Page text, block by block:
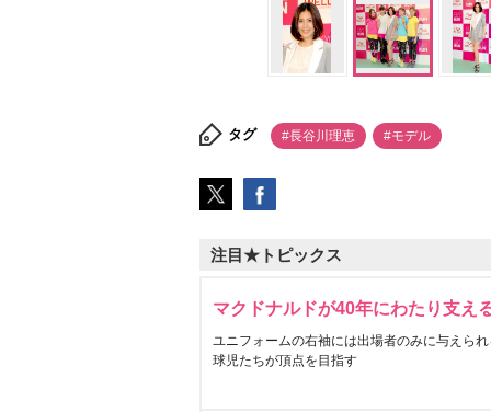
タグ #長谷川理恵 #モデル
注目★トピックス
マクドナルドが40年にわたり支え
ユニフォームの右袖には出場者のみに与えら
球児たちが頂点を目指す